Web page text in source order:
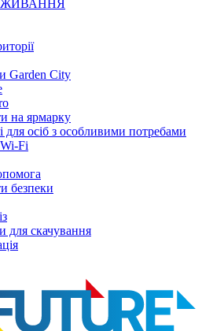
Garden City
на ярмарку
для осіб з особливими потребами
Fi
безпеки
для скачування